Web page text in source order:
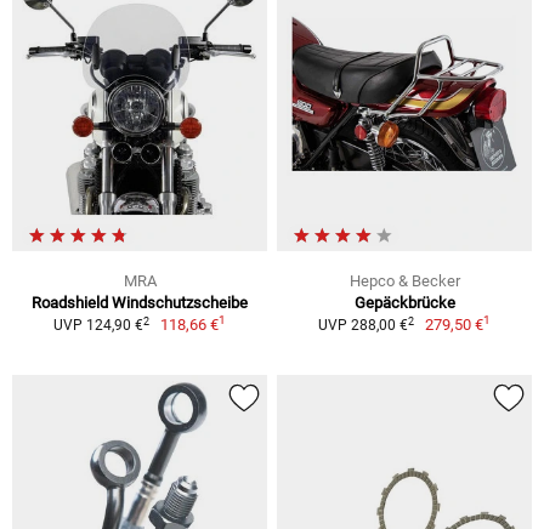
MRA
Roadshield Windschutzscheibe
UVP 124,90 €2 118,66 €1
Hepco & Becker
Gepäckbrücke
UVP 288,00 €2 279,50 €1